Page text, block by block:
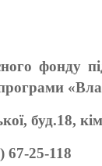
фонду
буд.18,
67-25-118